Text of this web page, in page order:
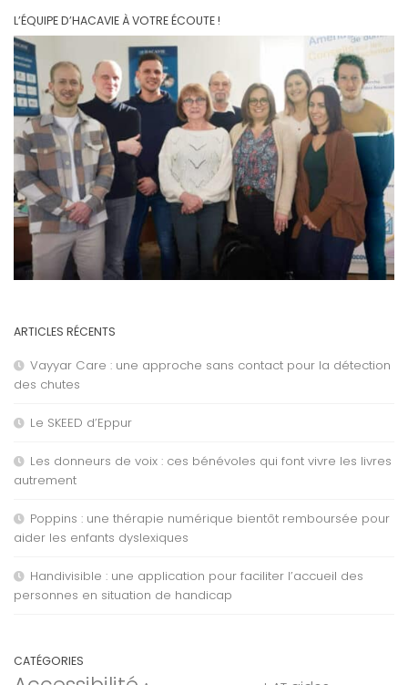
L’ÉQUIPE D’HACAVIE À VOTRE ÉCOUTE !
ARTICLES RÉCENTS
Vayyar Care : une approche sans contact pour la détection
des chutes
Le SKEED d’Eppur
Les donneurs de voix : ces bénévoles qui font vivre les livres
autrement
Poppins : une thérapie numérique bientôt remboursée pour
aider les enfants dyslexiques
Handivisible : une application pour faciliter l’accueil des
personnes en situation de handicap
CATÉGORIES